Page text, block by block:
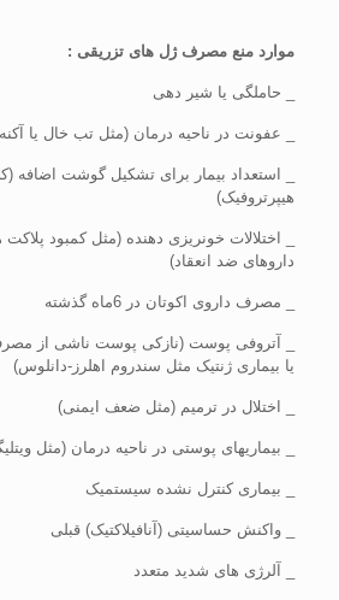
موارد منع مصرف ژل های تزریقی :
_ حاملگی یا شیر دهی
_ عفونت در ناحیه درمان (مثل تب خال یا
_ استعداد بیمار برای تشکیل گوشت اضافه
هیپرتروفیک)
_ اختلالات خونریزی دهنده (مثل کمبود
داروهای ضد انعقاد)
_ مصرف داروی اکوتان در 6ماه گذشته
_ آتروفی پوست (نازکی پوست ناشی از
یا بیماری ژنتیک مثل سندروم اهلرز-دانلوس)
_ اختلال در ترمیم (مثل ضعف ایمنی)
_ بیماریهای پوستی در ناحیه درمان (مثل
_ بیماری کنترل نشده سیستمیک
_ واکنش حساسیتی (آنافیلاکتیک) قبلی
_ آلرژی های شدید متعدد